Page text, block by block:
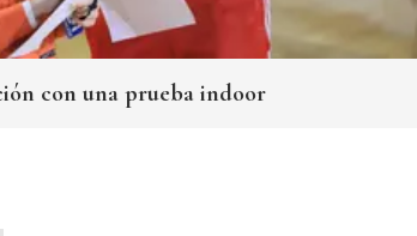
con una prueba indoor